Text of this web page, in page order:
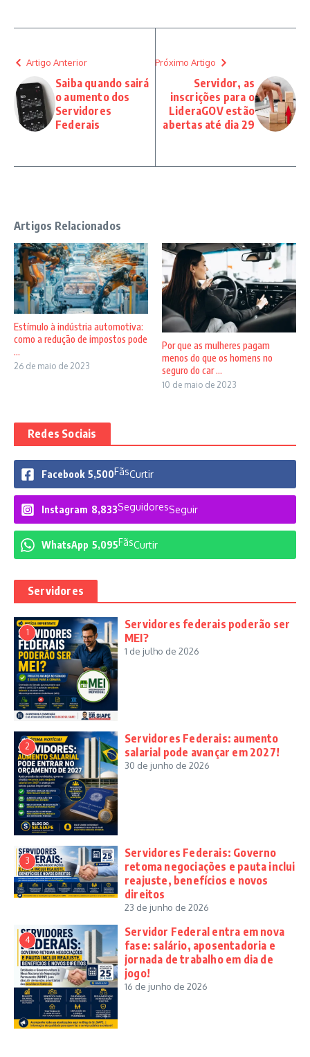
Artigo Anterior
Saiba quando sairá
o aumento dos
Servidores
Federais
Próximo Artigo
Servidor, as
inscrições para o
LideraGOV estão
abertas até dia 29
Artigos Relacionados
Estímulo à indústria automotiva:
como a redução de impostos pode
...
26 de maio de 2023
Por que as mulheres pagam
menos do que os homens no
seguro do car ...
10 de maio de 2023
Redes Sociais
Facebook 5,500FãsCurtir
Instagram 8,833SeguidoresSeguir
WhatsApp 5,095FãsCurtir
Servidores
1
Servidores federais poderão ser
MEI?
1 de julho de 2026
2
Servidores Federais: aumento
salarial pode avançar em 2027!
30 de junho de 2026
3
Servidores Federais: Governo
retoma negociações e pauta inclui
reajuste, benefícios e novos
direitos
23 de junho de 2026
4
Servidor Federal entra em nova
fase: salário, aposentadoria e
jornada de trabalho em dia de
jogo!
16 de junho de 2026